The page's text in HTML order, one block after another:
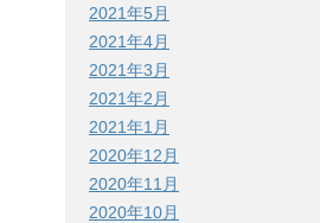
2021年5月
2021年4月
2021年3月
2021年2月
2021年1月
2020年12月
2020年11月
2020年10月